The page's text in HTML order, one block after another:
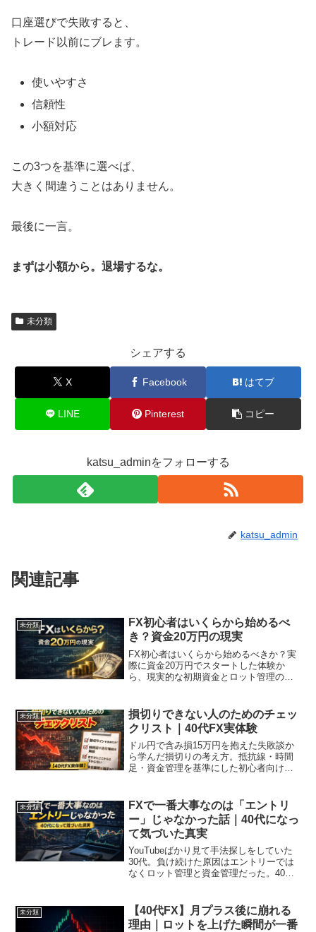
口座選びで失敗すると、
トレード以前にブレます。
使いやすさ
信頼性
小額対応
この3つを基準に選べば、
大きく間違うことはありません。
最後に一言。
まずは小額から。退場するな。
未分類
シェアする
X Facebook はてブ
LINE Pinterest コピー
katsu_adminをフォローする
katsu_admin
関連記事
未分類
FX初心者はいくらから始めるべ
き？資金20万円の現実
FX初心者はいくらから始めるべきか？実
際に資金20万円でスタートした体験か
ら、現実的な初期資金とロット管理の重
未分類
損切りできない人のためのチェッ
クリスト｜40代FX実体験
ドル円で含み損15万円を抱えた失敗談か
ら学んだ損切りの考え方。抵抗線・時間
足・資金管理を基準にした初心者向けチ
未分類
FXで一番大事なのは「エントリ
ー」じゃなかった話｜40代になっ
て気づいた真実
YouTubeばかり見て手法探しをしていた
30代。負け続けた原因はエントリーでは
なくロット管理と資金管理だった。40代
未分類
【40代FX】月プラス後に崩れる
理由｜ロットを上げた瞬間が一番